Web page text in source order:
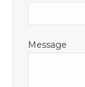
Message